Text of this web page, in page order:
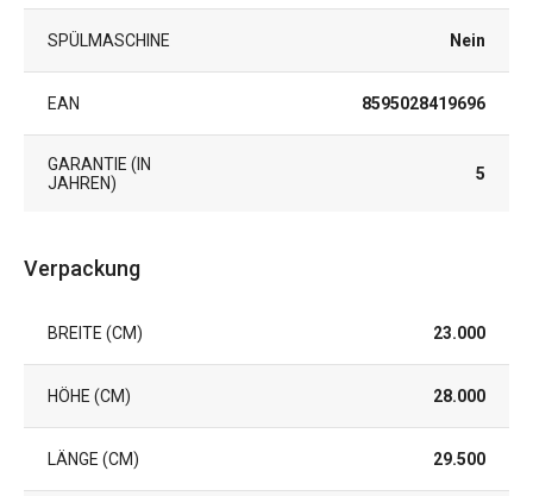
SPÜLMASCHINE Nein
EAN 8595028419696
GARANTIE (IN
JAHREN)
5
Verpackung
BREITE (CM) 23.000
HÖHE (CM) 28.000
LÄNGE (CM) 29.500